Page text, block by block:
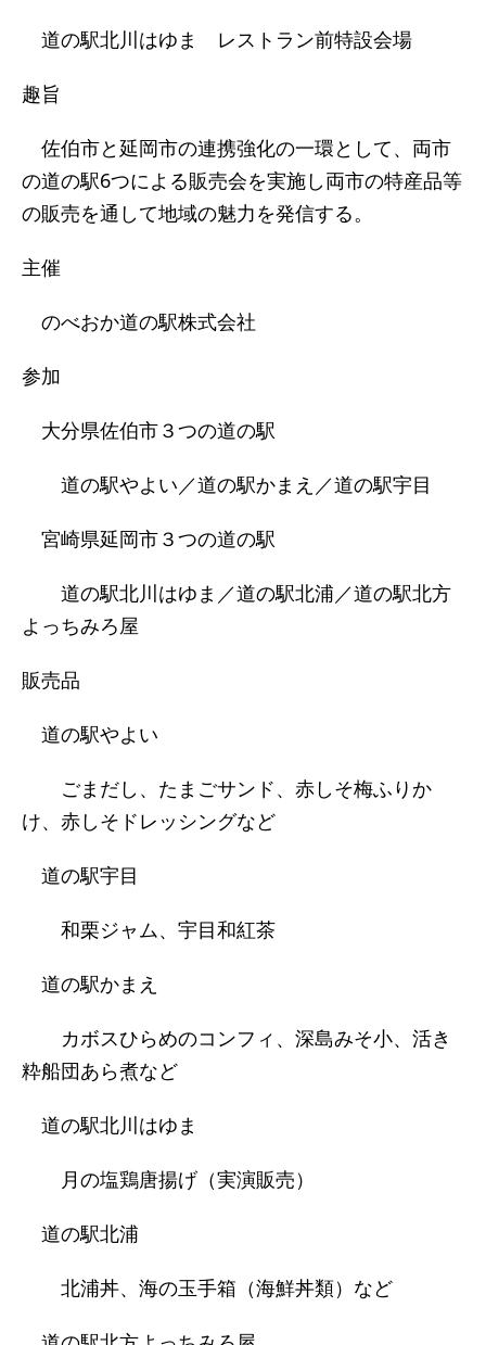
道の駅北川はゆま レストラン前特設会場
趣旨
佐伯市と延岡市の連携強化の一環として、両市
の道の駅6つによる販売会を実施し両市の特産品等
の販売を通して地域の魅力を発信する。
主催
のべおか道の駅株式会社
参加
大分県佐伯市３つの道の駅
道の駅やよい／道の駅かまえ／道の駅宇目
宮崎県延岡市３つの道の駅
道の駅北川はゆま／道の駅北浦／道の駅北方
よっちみろ屋
販売品
道の駅やよい
ごまだし、たまごサンド、赤しそ梅ふりか
け、赤しそドレッシングなど
道の駅宇目
和栗ジャム、宇目和紅茶
道の駅かまえ
カボスひらめのコンフィ、深島みそ小、活き
粋船団あら煮など
道の駅北川はゆま
月の塩鶏唐揚げ（実演販売）
道の駅北浦
北浦丼、海の玉手箱（海鮮丼類）など